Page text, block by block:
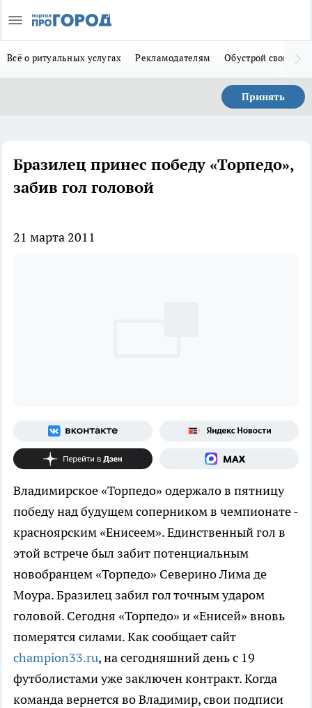
Всё о ритуальных услугах Рекламодателям Обустрой свой дом
Принять
Бразилец принес победу «Торпедо»,
забив гол головой
21 марта 2011
Владимирское «Торпедо» одержало в пятницу
победу над будущем соперником в чемпионате -
красноярским «Енисеем». Единственный гол в
этой встрече был забит потенциальным
новобранцем «Торпедо» Северино Лима де
Моура. Бразилец забил гол точным ударом
головой. Сегодня «Торпедо» и «Енисей» вновь
померятся силами. Как сообщает сайт
champion33.ru, на сегодняшний день с 19
футболистами уже заключен контракт. Когда
команда вернется во Владимир, свои подписи